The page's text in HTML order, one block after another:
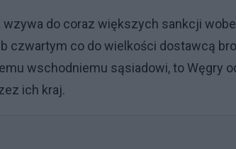
do coraz większych sankcji
czwartym co do wielkości dostawcą
wschodniemu sąsiadowi, to Węgry
ich kraj.